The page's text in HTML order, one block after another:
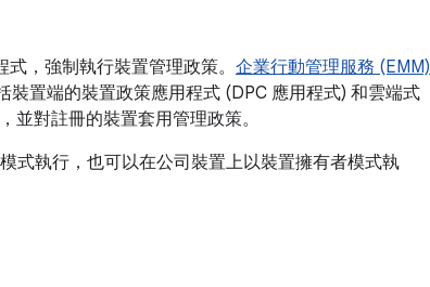
，強制執行裝置管理政策。 企業行動管理服務 (EMM)
裝置端的裝置政策應用程式 (DPC 應用程式) 和雲端式
並對註冊的裝置套用管理政策。
式執行，也可以在公司裝置上以裝置擁有者模式執